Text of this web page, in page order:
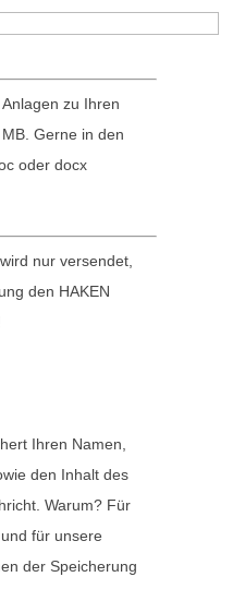
zu Ihren
Gerne in den
oder docx
nur versendet,
den HAKEN
Ihren Namen,
den Inhalt des
Warum? Für
für unsere
der Speicherung